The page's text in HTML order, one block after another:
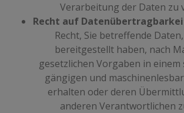
Verarbeitung der Daten zu
Recht auf
Recht, Sie betreffende
bereitgestellt haben, nach
gesetzlichen Vorgaben in
gängigen und
erhalten oder deren
anderen Verantwortlichen